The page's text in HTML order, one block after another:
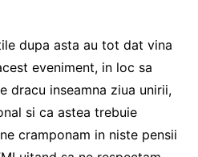
dupa asta au tot dat vina
eveniment, in loc sa
dracu inseamna ziua unirii,
si ca astea trebuie
cramponam in niste pensii